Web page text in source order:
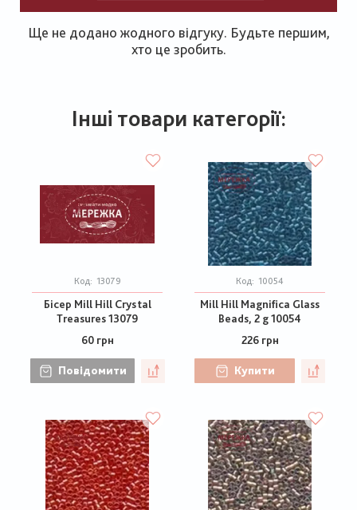
Ще не додано жодного відгуку. Будьте першим,
хто це зробить.
Інші товари категорії:
Код: 13079
Бісер Mill Hill Crystal
Treasures 13079
60 грн
Повідомити
Код: 10054
Mill Hill Magnifica Glass
Beads, 2 g 10054
226 грн
Купити